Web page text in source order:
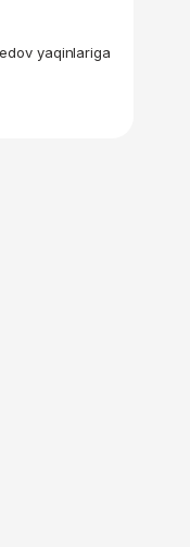
yaqinlariga